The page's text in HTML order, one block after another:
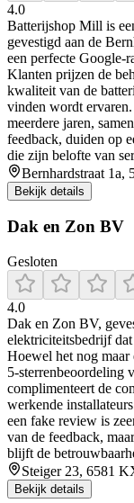
4.0
Batterijshop Mill is
gevestigd aan de
een perfecte Google-
Klanten prijzen de
kwaliteit van de
vinden wordt
meerdere jaren,
feedback, duiden op
die zijn belofte van
Bernhardstraat
Bekijk details
Dak en Zon BV
Gesloten
4.0
Dak en Zon BV,
elektriciteitsbedrijf
Hoewel het nog maar
5‑sterrenbeoordeling
complimenteert de
werkende
een fake review is
van de feedback,
blijft de
Steiger 23, 6581
Bekijk details